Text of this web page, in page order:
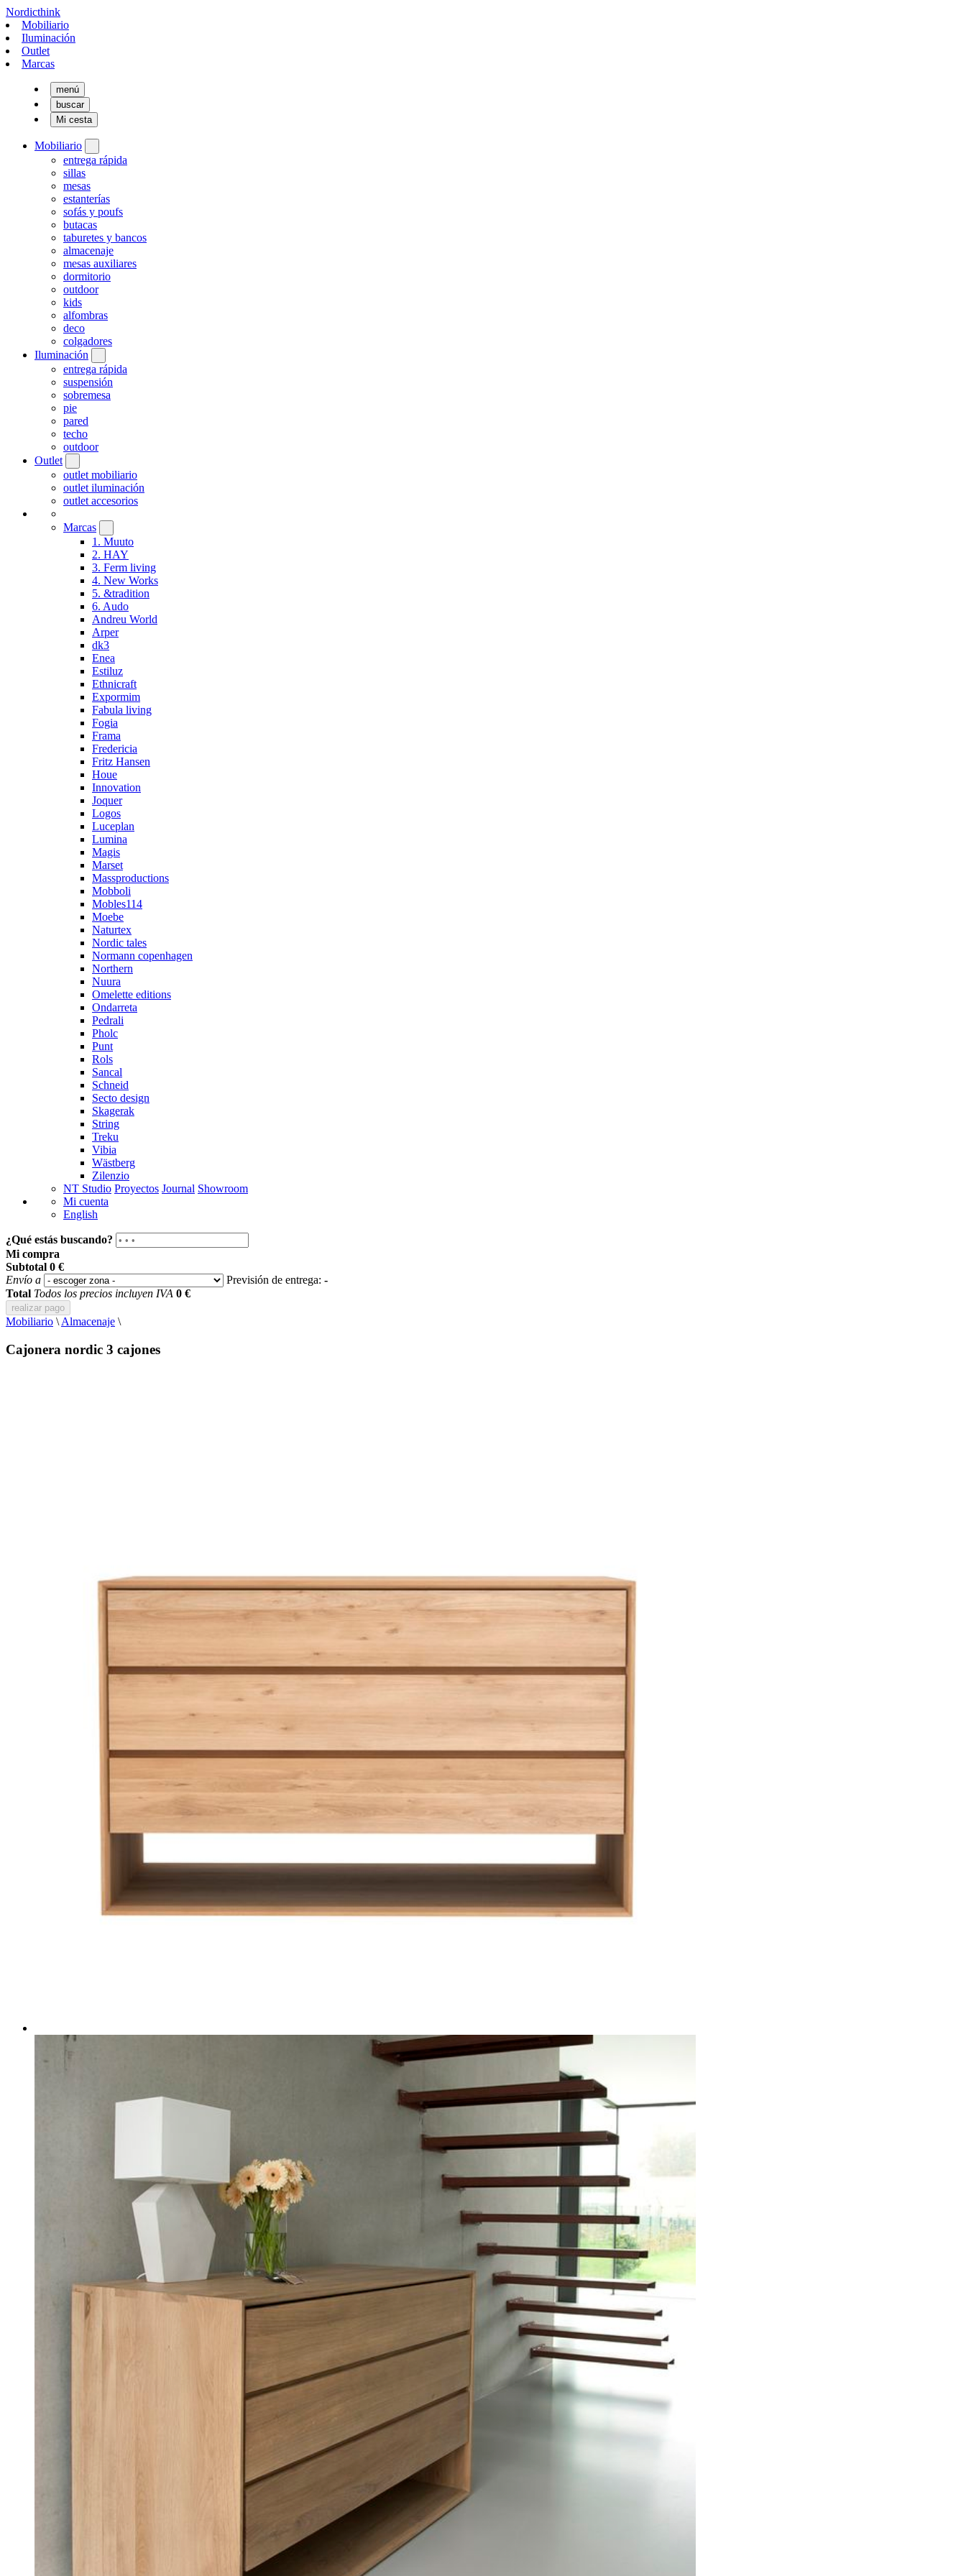
Nordicthink
Mobiliario
Iluminación
Outlet
Marcas
menú
buscar
Mi cesta
Mobiliario
entrega rápida
sillas
mesas
estanterías
sofás y poufs
butacas
taburetes y bancos
almacenaje
mesas auxiliares
dormitorio
outdoor
kids
alfombras
deco
colgadores
Iluminación
entrega rápida
suspensión
sobremesa
pie
pared
techo
outdoor
Outlet
outlet mobiliario
outlet iluminación
outlet accesorios
Marcas
1. Muuto
2. HAY
3. Ferm living
4. New Works
5. &tradition
6. Audo
Andreu World
Arper
dk3
Enea
Estiluz
Ethnicraft
Expormim
Fabula living
Fogia
Frama
Fredericia
Fritz Hansen
Houe
Innovation
Joquer
Logos
Luceplan
Lumina
Magis
Marset
Massproductions
Mobboli
Mobles114
Moebe
Naturtex
Nordic tales
Normann copenhagen
Northern
Nuura
Omelette editions
Ondarreta
Pedrali
Pholc
Punt
Rols
Sancal
Schneid
Secto design
Skagerak
String
Treku
Vibia
Wästberg
Zilenzio
NT Studio Proyectos Journal Showroom
Mi cuenta
English
¿Qué estás buscando?
Mi compra
Subtotal 0 €
Envío a
Previsión de entrega: -
Total Todos los precios incluyen IVA 0 €
realizar pago
Mobiliario \ Almacenaje \
Cajonera nordic 3 cajones